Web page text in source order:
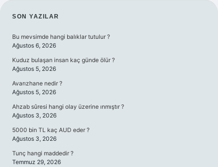
SIDEBAR
SON YAZILAR
Bu mevsimde hangi balıklar tutulur ?
Ağustos 6, 2026
Kuduz bulaşan insan kaç günde ölür ?
Ağustos 5, 2026
Avarızhane nedir ?
Ağustos 5, 2026
Ahzab sûresi hangi olay üzerine ınmıştır ?
Ağustos 3, 2026
5000 bin TL kaç AUD eder ?
Ağustos 3, 2026
Tunç hangi maddedir ?
Temmuz 29, 2026